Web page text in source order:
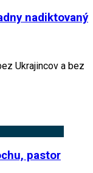
nadiktovaný
Ukrajincov a bez
pastor